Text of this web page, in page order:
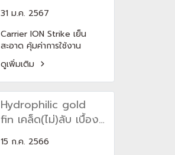
อากาศ carrier แค
Smart และ XInverter
Plus ช่วยเลี่ยงการปะทะของ
ลมบนผิวเราให้ไม่แห้งเสีย
พร้อมรักษาความชุ่มชื้นใน
อากาศได้ถึง 30%ฟีเจอร์
ถนอมสุขภาพผิว GENTLE
TOUCH จาก แคเรียร์ มีใน
รุ่น Color Smart, XInverter
31 ม.ค. 2567
Carrier ION Strike เย็น
สะอาด คุ้มค่าการใช้งาน
ด้วย 14 ฟีเจอร์ที่ตอบโจทย์
และลงตัวเรื่องการใช้งานมาก
ที่สุด สัมผัสอากาศบริสุทธิ์
ปราศจากแบคทีเรีย และฝุ่น
ขนาดเล็กถึง PM 2.5 ด้วย X-
IONIZER พร้อมการันตีการ
ประหยัดไฟด้วย
เบอร์ 5 สูงสุด “1 ดาว”
ดูเพิ่มเติม
Hydrophilic gold
fin เคล็ด(ไม่)ลับ เบื้อง
15 ก.ค. 2566